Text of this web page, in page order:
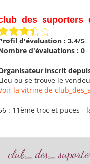
d'évaluation : 3.4/5
d'évaluations : 0
inscrit
ou se trouve le
la vitrine de
: 11ème troc et puces -